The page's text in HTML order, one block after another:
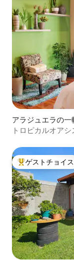
アラジュエラの一
トロピカルオア
大好評のゲスト
ゲストチョイス